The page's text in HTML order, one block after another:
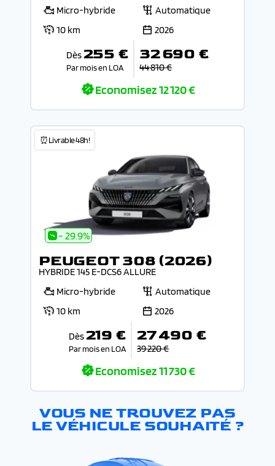
Micro-hybride
Automatique
10 km
2026
Dès 255 €
Par mois en LOA
32 690 €
44 810 €
Economisez12 120 €
⏰Livrable 48h!
- 29.9%
PEUGEOT 308 (2026)
HYBRIDE 145 E-DCS6 ALLURE
Micro-hybride
Automatique
10 km
2026
Dès 219 €
Par mois en LOA
27 490 €
39 220 €
Economisez11 730 €
VOUS NE TROUVEZ PAS
LE VÉHICULE SOUHAITÉ ?